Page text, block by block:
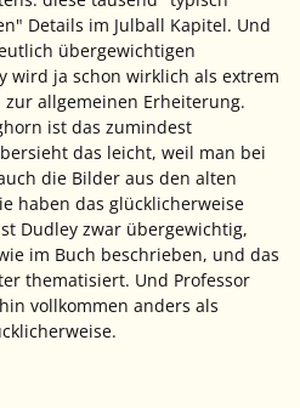
Details im Julball Kapitel. Und
übergewichtigen
wird ja schon wirklich als extrem
allgemeinen Erheiterung.
ist das zumindest
das leicht, weil man bei
die Bilder aus den alten
haben das glücklicherweise
Dudley zwar übergewichtig,
im Buch beschrieben, und das
thematisiert. Und Professor
vollkommen anders als